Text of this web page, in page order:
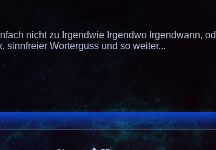
nicht zu Irgendwie Irgendwo Irgendwann,
sinnfreier Worterguss und so weiter...